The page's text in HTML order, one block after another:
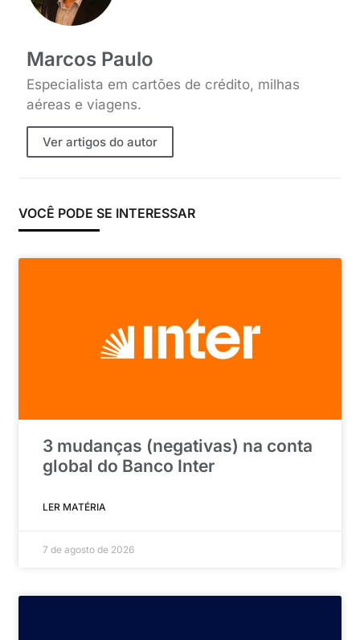
Marcos Paulo
Especialista em cartões de crédito, milhas
aéreas e viagens.
Ver artigos do autor
VOCÊ PODE SE INTERESSAR
3 mudanças (negativas) na conta
global do Banco Inter
LER MATÉRIA
7 de agosto de 2026